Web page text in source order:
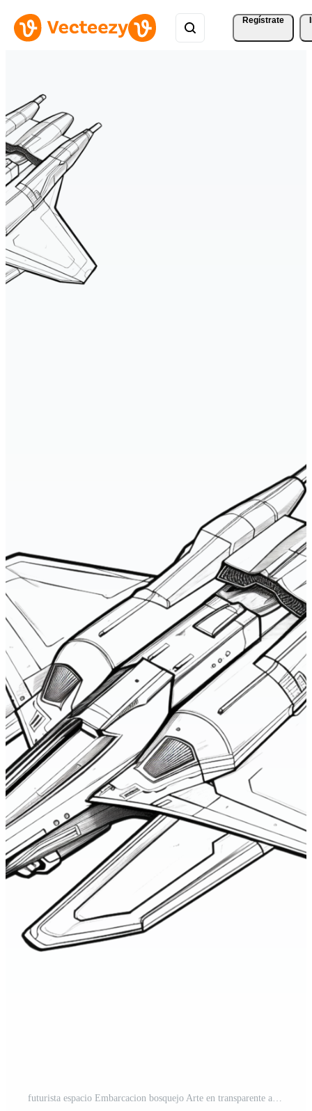
Regístrate
futurista espacio Embarcacion bosquejo Arte en transparente antecedentes PNG Gratis